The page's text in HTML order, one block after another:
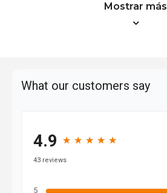
Mostrar más